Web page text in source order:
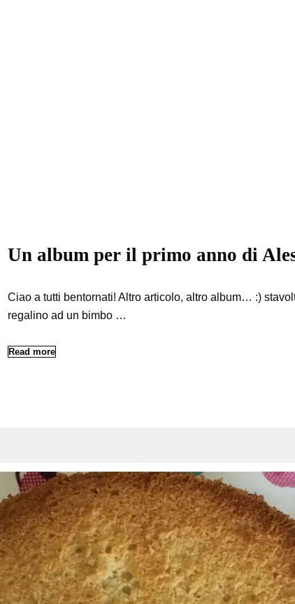
Un album per il primo anno di
Ciao a tutti bentornati! Altro articolo, altro album… :)
regalino ad un bimbo …
Read more